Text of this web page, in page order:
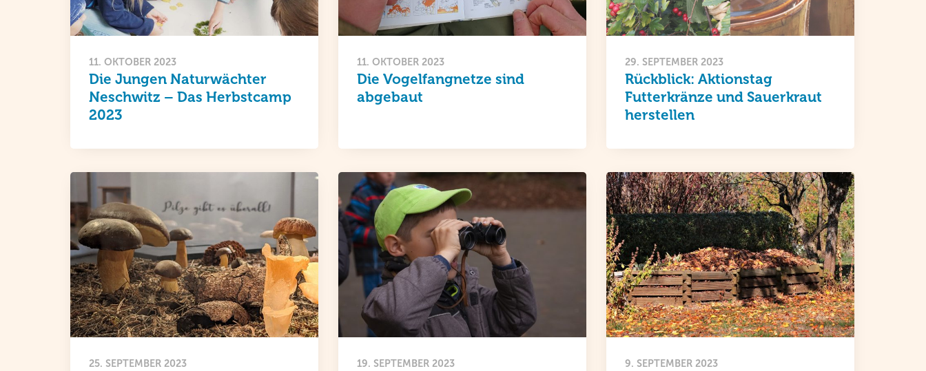
11. OKTOBER 2023
Die Jungen Naturwächter
Neschwitz – Das Herbstcamp
2023
11. OKTOBER 2023
Die Vogelfangnetze sind
abgebaut
29. SEPTEMBER 2023
Rückblick: Aktionstag
Futterkränze und Sauerkraut
herstellen
25. SEPTEMBER 2023 19. SEPTEMBER 2023 9. SEPTEMBER 2023